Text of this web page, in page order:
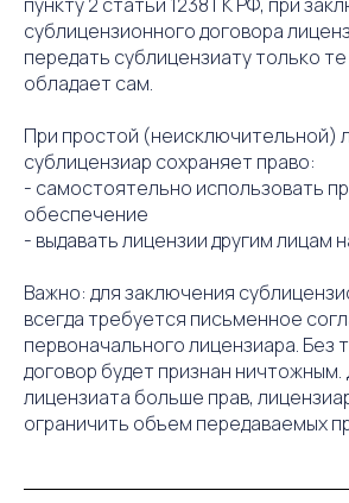
сублицензионного договора
передать сублицензиату только
обладает сам.
При простой (неисключительной)
сублицензиар сохраняет право:
- самостоятельно использовать
обеспечение
- выдавать лицензии другим лицам
Важно: для заключения
всегда требуется письменное
первоначального лицензиара. Без
договор будет признан
лицензиата больше прав,
ограничить объем передаваемых